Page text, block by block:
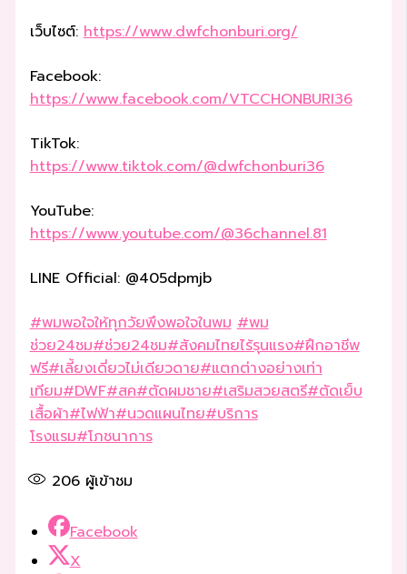
เว็บไซต์:https://www.dwfchonburi.org/
Facebook:
https://www.facebook.com/VTCCHONBURI36
TikTok:
https://www.tiktok.com/@dwfchonburi36
YouTube:
https://www.youtube.com/@36channel.81
LINE Official: @405dpmjb
#พมพอใจให้ทุกวัยพึงพอใจในพม #พม
ช่วย24ชม#ช่วย24ชม#สังคมไทยไร้รุนแรง#ฝึกอาชีพ
ฟรี#เลี้ยงเดี่ยวไม่เดียวดาย#แตกต่างอย่างเท่า
เทียม#DWF#สค#ตัดผมชาย#เสริมสวยสตรี#ตัดเย็บ
เสื้อผ้า#ไฟฟ้า#นวดแผนไทย#บริการ
โรงแรม#โภชนาการ
206ผู้เข้าชม
Facebook
X